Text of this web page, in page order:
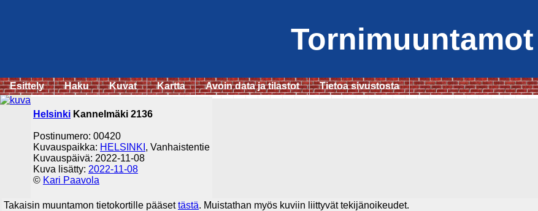
Tornimuuntamot
Esittely Haku Kuvat Kartta Avoin data ja tilastot Tietoa sivustosta
Helsinki Kannelmäki 2136
Postinumero: 00420
Kuvauspaikka: HELSINKI , Vanhaistentie
Kuvauspäivä: 2022-11-08
Kuva lisätty: 2022-11-08
© Kari Paavola
Takaisin muuntamon tietokortille pääsettästä. Muistathan myös kuviin liittyvät tekijänoikeudet.